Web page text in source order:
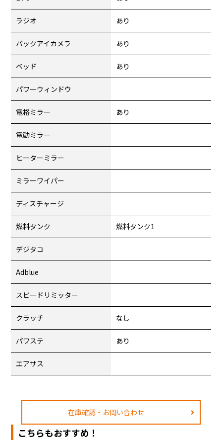
ラジオ あり
バックアイカメラ あり
ベッド あり
パワーウィンドウ
電格ミラー あり
電動ミラー
ヒーターミラー
ミラーワイパー
ディスチャージ
燃料タンク 燃料タンク1
デジタコ
Adblue
スピードリミッター
クラッチ なし
パワステ あり
エアサス
在庫確認・お問い合わせ
こちらもおすすめ！